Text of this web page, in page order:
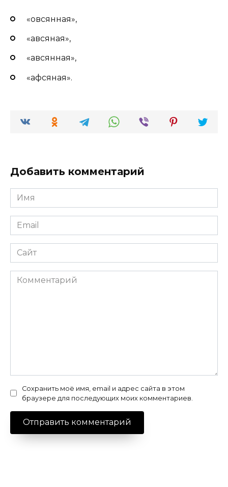
«овсянная»,
«авсяная»,
«авсянная»,
«афсяная».
Добавить комментарий
Имя
*
Email
*
Сайт
Комментарий
Сохранить моё имя, email и адрес сайта в этом
браузере для последующих моих комментариев.